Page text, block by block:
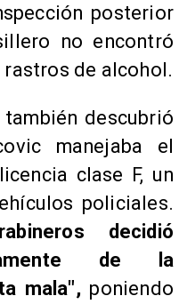
posterior
no encontró
de alcohol.
descubrió
manejaba el
clase F, un
policiales.
decidió
de la
mala", poniendo